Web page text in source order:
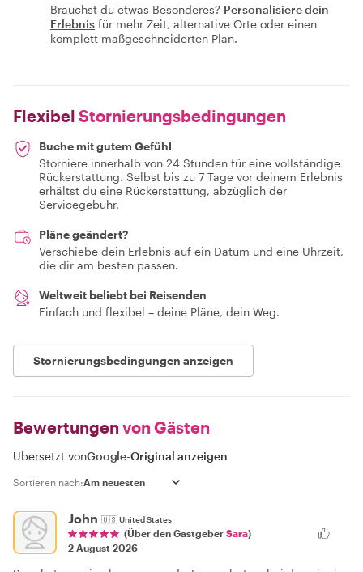
Brauchst du etwas Besonderes? Personalisiere dein
Erlebnis für mehr Zeit, alternative Orte oder einen
komplett maßgeschneiderten Plan.
Flexibel Stornierungsbedingungen
Buche mit gutem Gefühl
Storniere innerhalb von 24 Stunden für eine vollständige
Rückerstattung. Selbst bis zu 7 Tage vor deinem Erlebnis
erhältst du eine Rückerstattung, abzüglich der
Servicegebühr.
Pläne geändert?
Verschiebe dein Erlebnis auf ein Datum und eine Uhrzeit,
die dir am besten passen.
Weltweit beliebt bei Reisenden
Einfach und flexibel – deine Pläne, dein Weg.
Stornierungsbedingungen anzeigen
Bewertungen von Gästen
Übersetzt vonGoogle-Original anzeigen
Sortieren nach:
John 🇺🇸United States
(Über den Gastgeber Sara)
2 August 2026